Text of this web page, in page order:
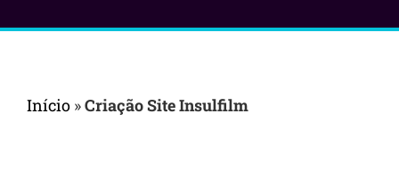
Início »Criação Site Insulfilm